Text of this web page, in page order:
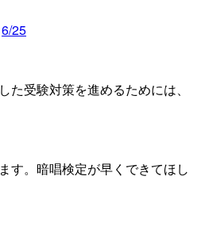
6/25
受験対策を進めるためには、
す。暗唱検定が早くできてほし